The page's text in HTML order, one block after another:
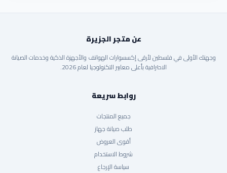
عن متجر الجزيرة
وجهتك الأولى في فلسطين لأرقى إكسسوارات الهواتف والأجهزة الذكية وخدمات الصيانة
الاحترافية بأعلى معايير التكنولوجيا لعام 2026.
روابط سريعة
جميع المنتجات
طلب صيانة جهاز
أقوى العروض
شروط الاستخدام
سياسة الإرجاع